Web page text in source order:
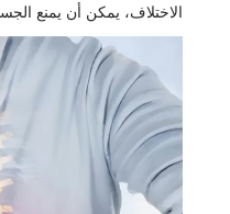
الاختلاف، يمكن أن يمنع